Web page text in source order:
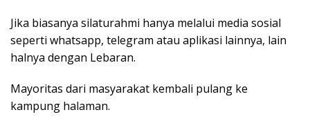
Jika biasanya silaturahmi hanya melalui media sosial
seperti whatsapp, telegram atau aplikasi lainnya, lain
halnya dengan Lebaran.
Mayoritas dari masyarakat kembali pulang ke
kampung halaman.